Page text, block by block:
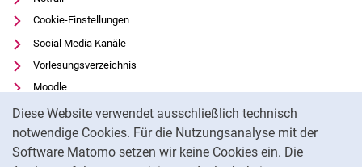
Diese Website verwendet ausschließlich technisch
notwendige Cookies. Für die Nutzungsanalyse mit der
Software Matomo setzen wir keine Cookies ein. Die
Cookie-Einstellungen
Social Media Kanäle
Vorlesungsverzeichnis
Moodle
Panopto
Universitätsbibliothek
Datenschutz